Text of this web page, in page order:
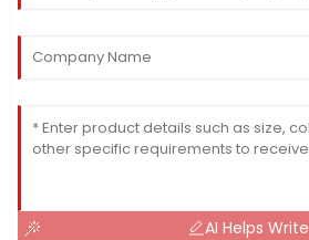
AI Helps Write